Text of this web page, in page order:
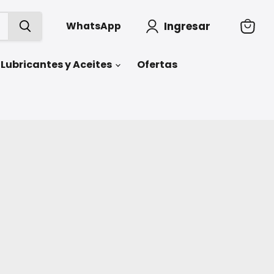
WhatsApp Ingresar
Ver
Lubricantes y Aceites Ofertas